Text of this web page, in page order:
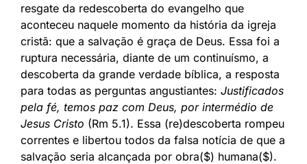
resgate da redescoberta do evangelho que
aconteceu naquele momento da história da igreja
cristã: que a salvação é graça de Deus. Essa foi a
ruptura necessária, diante de um continuísmo, a
descoberta da grande verdade bíblica, a resposta
para todas as perguntas angustiantes: Justificados
pela fé, temos paz com Deus, por intermédio de
Jesus Cristo (Rm 5.1). Essa (re)descoberta rompeu
correntes e libertou todos da falsa notícia de que a
salvação seria alcançada por obra($) humana($).